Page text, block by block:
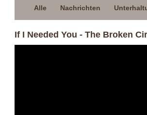
Alle Nachrichten
If I Needed You - The Broken